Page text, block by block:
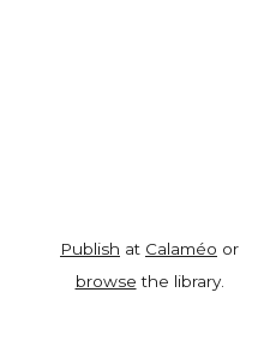
Publish at Calaméo or
browse the library.